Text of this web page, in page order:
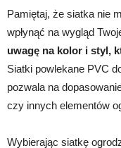
Pamiętaj, że siatka nie
wpłynąć na wygląd
uwagę na kolor i styl,
Siatki powlekane PVC
pozwala na
czy innych elementów
Wybierając siatkę